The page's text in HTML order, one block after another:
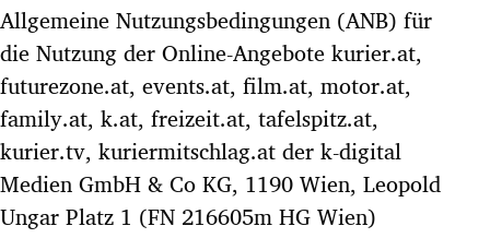
Untermenü
Untermenü
Untermenü
Allgemeine Nutzungsbedingungen (ANB) für
die Nutzung der Online-Angebote kurier.at,
futurezone.at, events.at, film.at, motor.at,
family.at, k.at, freizeit.at, tafelspitz.at,
kurier.tv, kuriermitschlag.at der k-digital
Medien GmbH & Co KG, 1190 Wien, Leopold
Ungar Platz 1 (FN 216605m HG Wien)